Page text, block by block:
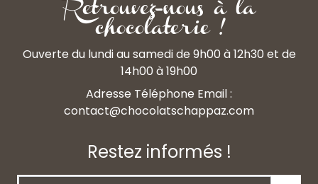
Retrouvez-nous à la
chocolaterie !
Ouverte du lundi au samedi de 9h00 à 12h30 et de
14h00 à 19h00
Adresse Téléphone Email :
contact@chocolatschappaz.com
Restez informés !